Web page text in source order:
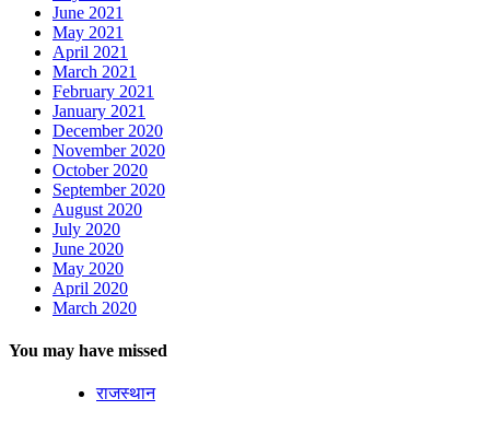
June 2021
May 2021
April 2021
March 2021
February 2021
January 2021
December 2020
November 2020
October 2020
September 2020
August 2020
July 2020
June 2020
May 2020
April 2020
March 2020
You may have missed
राजस्थान